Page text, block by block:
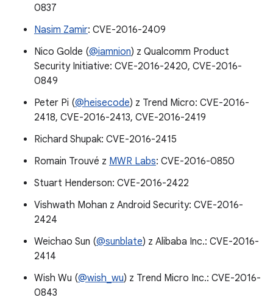
0837
Nasim Zamir: CVE-2016-2409
Nico Golde (@iamnion) z Qualcomm Product
Security Initiative: CVE-2016-2420, CVE-2016-
0849
Peter Pi (@heisecode) z Trend Micro: CVE-2016-
2418, CVE-2016-2413, CVE-2016-2419
Richard Shupak: CVE-2016-2415
Romain Trouvé z MWR Labs: CVE-2016-0850
Stuart Henderson: CVE-2016-2422
Vishwath Mohan z Android Security: CVE-2016-
2424
Weichao Sun (@sunblate) z Alibaba Inc.: CVE-2016-
2414
Wish Wu (@wish_wu) z Trend Micro Inc.: CVE-2016-
0843